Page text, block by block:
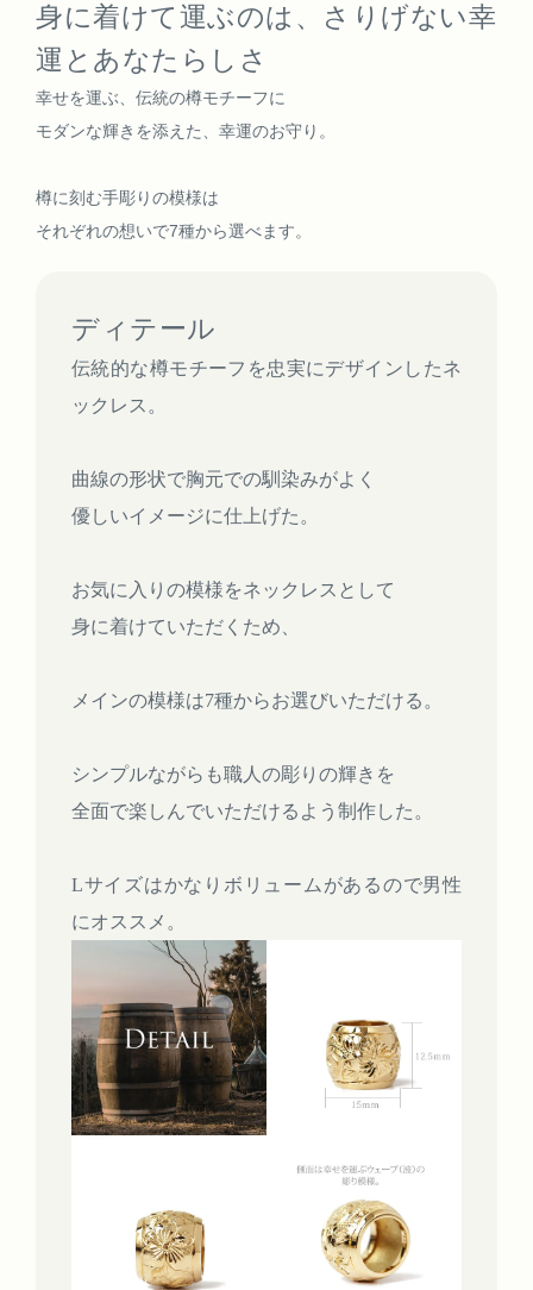
身に着けて運ぶのは、さりげない幸
運とあなたらしさ
幸せを運ぶ、伝統の樽モチーフに
モダンな輝きを添えた、幸運のお守り。
樽に刻む手彫りの模様は
それぞれの想いで7種から選べます。
ディテール
伝統的な樽モチーフを忠実にデザインしたネ
ックレス。
曲線の形状で胸元での馴染みがよく
優しいイメージに仕上げた。
お気に入りの模様をネックレスとして
身に着けていただくため、
メインの模様は7種からお選びいただける。
シンプルながらも職人の彫りの輝きを
全面で楽しんでいただけるよう制作した。
Lサイズはかなりボリュームがあるので男性
にオススメ。